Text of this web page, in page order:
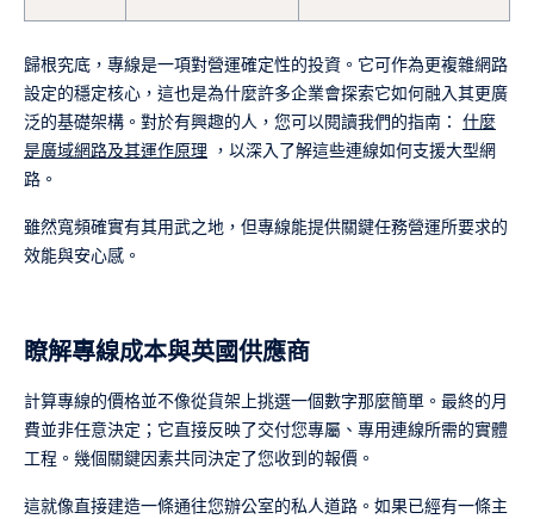
歸根究底，專線是一項對營運確定性的投資。它可作為更複雜網路
設定的穩定核心，這也是為什麼許多企業會探索它如何融入其更廣
泛的基礎架構。對於有興趣的人，您可以閱讀我們的指南： 什麼
是廣域網路及其運作原理 ，以深入了解這些連線如何支援大型網
路。
雖然寬頻確實有其用武之地，但專線能提供關鍵任務營運所要求的
效能與安心感。
瞭解專線成本與英國供應商
計算專線的價格並不像從貨架上挑選一個數字那麼簡單。最終的月
費並非任意決定；它直接反映了交付您專屬、專用連線所需的實體
工程。幾個關鍵因素共同決定了您收到的報價。
這就像直接建造一條通往您辦公室的私人道路。如果已經有一條主